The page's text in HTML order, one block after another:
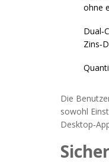
ohne
Die
sowohl